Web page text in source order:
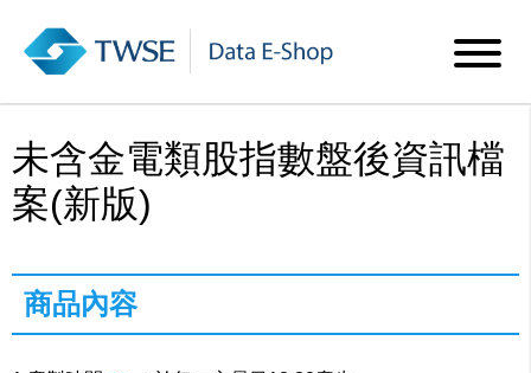
未含金電類股指數盤後資訊檔
案(新版)
商品內容